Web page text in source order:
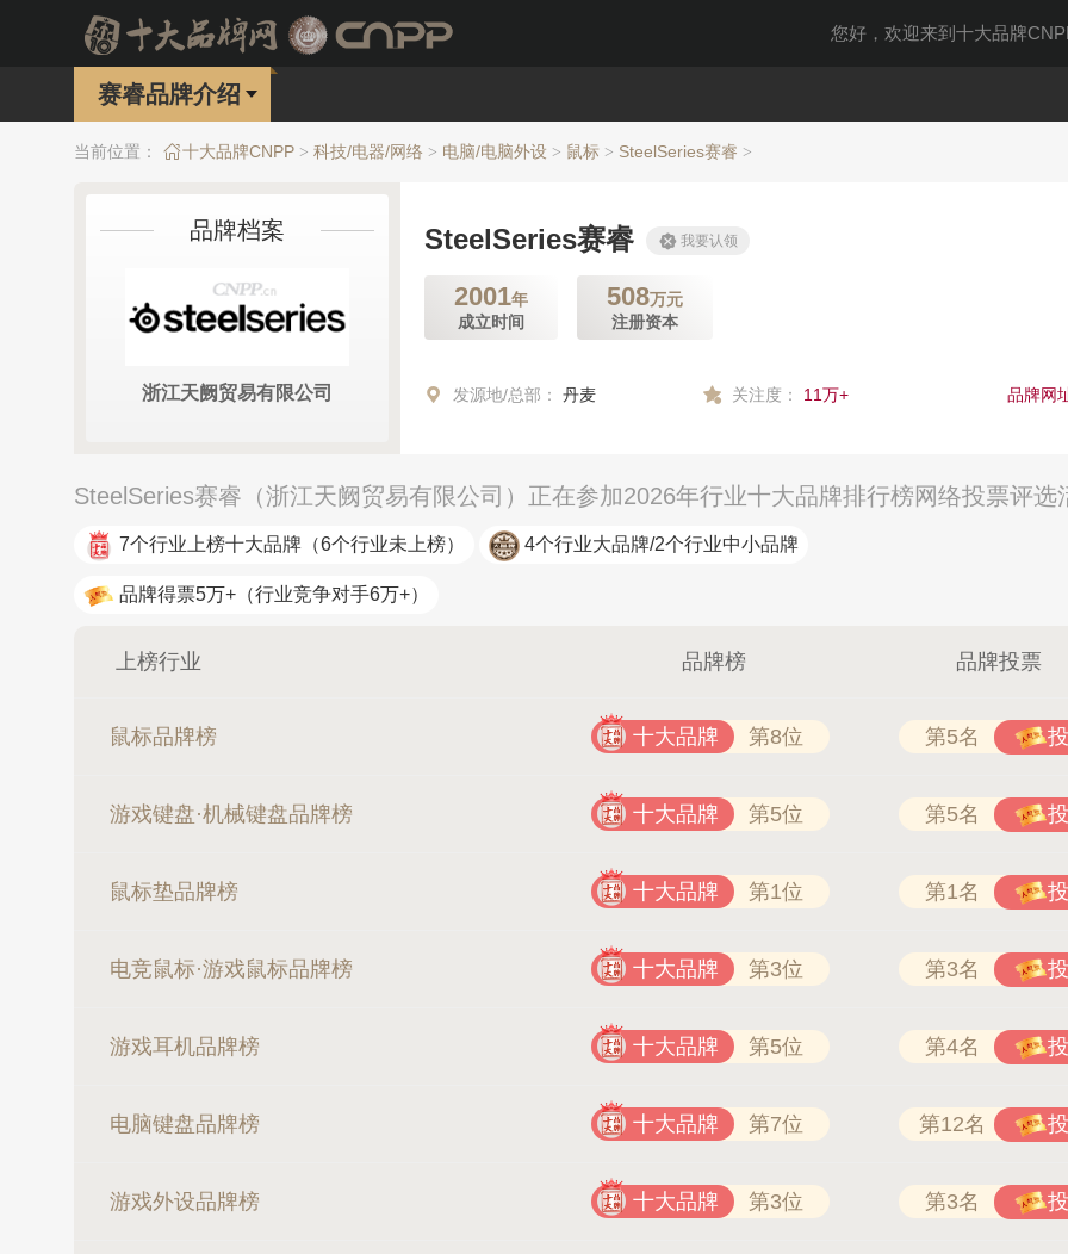
您好，欢迎来到十大品牌
赛睿品牌介绍
当前位置： 十大品牌CNPP > 科技/电器/网络 > 电脑/电脑外设 > 鼠标 > SteelSeries赛睿 >
品牌档案
浙江天阙贸易有限公司
SteelSeries赛睿 我要认领
2001年
成立时间
508万元
注册资本
发源地/总部： 丹麦 关注度： 11万+ 品牌网
SteelSeries赛睿（浙江天阙贸易有限公司）正在参加2026年行业十大品牌排行榜网络投票评选
7个行业上榜十大品牌 （6个行业未上榜） 4个行业大品牌/2个行业中小品牌
品牌得票5万+ （行业竞争对手6万+）
上榜行业 品牌榜 品牌投票
鼠标品牌榜 十大品牌 第8位 第5名
游戏键盘·机械键盘品牌榜 十大品牌 第5位 第5名
鼠标垫品牌榜 十大品牌 第1位 第1名
电竞鼠标·游戏鼠标品牌榜 十大品牌 第3位 第3名
游戏耳机品牌榜 十大品牌 第5位 第4名
电脑键盘品牌榜 十大品牌 第7位 第12名
游戏外设品牌榜 十大品牌 第3位 第3名